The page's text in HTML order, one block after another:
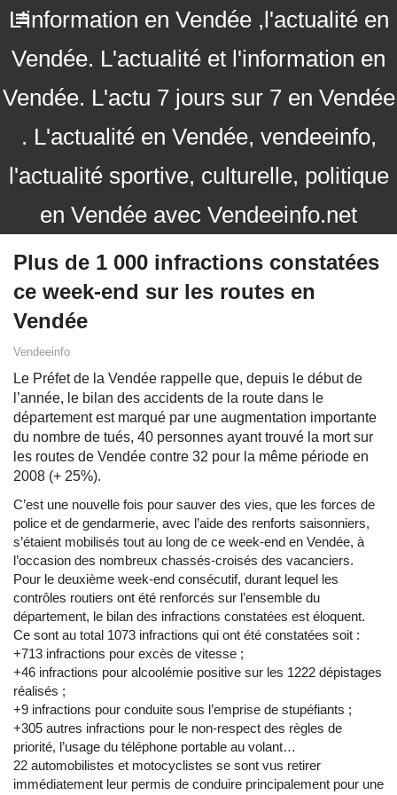
L'information en Vendée ,l'actualité en
Vendée. L'actualité et l'information en
Vendée. L'actu 7 jours sur 7 en Vendée
. L'actualité en Vendée, vendeeinfo,
l'actualité sportive, culturelle, politique
en Vendée avec Vendeeinfo.net
Plus de 1 000 infractions constatées
ce week-end sur les routes en
Vendée
Vendeeinfo
Le Préfet de la Vendée rappelle que, depuis le début de
l’année, le bilan des accidents de la route dans le
département est marqué par une augmentation importante
du nombre de tués, 40 personnes ayant trouvé la mort sur
les routes de Vendée contre 32 pour la même période en
2008 (+ 25%).
C’est une nouvelle fois pour sauver des vies, que les forces de
police et de gendarmerie, avec l’aide des renforts saisonniers,
s’étaient mobilisés tout au long de ce week-end en Vendée, à
l’occasion des nombreux chassés-croisés des vacanciers.
Pour le deuxième week-end consécutif, durant lequel les
contrôles routiers ont été renforcés sur l’ensemble du
département, le bilan des infractions constatées est éloquent.
Ce sont au total 1073 infractions qui ont été constatées soit :
+713 infractions pour excès de vitesse ;
+46 infractions pour alcoolémie positive sur les 1222 dépistages
réalisés ;
+9 infractions pour conduite sous l’emprise de stupéfiants ;
+305 autres infractions pour le non-respect des règles de
priorité, l’usage du téléphone portable au volant…
22 automobilistes et motocyclistes se sont vus retirer
immédiatement leur permis de conduire principalement pour une